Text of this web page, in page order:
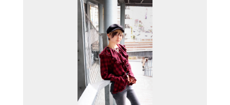
グルメもカフェも楽しめる渋谷デートを 体験してみませ
お気軽にお問い合わせください
グの相談はこちら♡
がとっても心地よかったそうです ◆ もんじゃリベン
ジ＆ふわふわお好み焼き 前回行けなかったもんじゃにリ
お好み焼きは店員さんが焼いてくれて、 ふわ
っふわなのがとっても美味しかったみたいです
に「美味しいね〜！」って言い合いながら 食べるごはん
◆ 優しい言葉にきゅん… 服装や髪型をい